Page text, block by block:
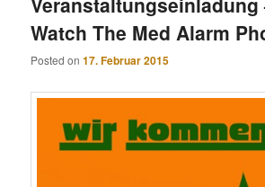
Watch The Med Alarm
Posted on17. Februar 2015